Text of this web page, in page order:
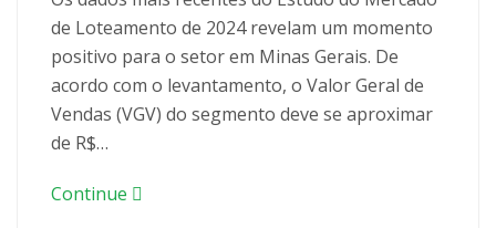
de Loteamento de 2024 revelam um momento
positivo para o setor em Minas Gerais. De
acordo com o levantamento, o Valor Geral de
Vendas (VGV) do segmento deve se aproximar
de R$…
Continue